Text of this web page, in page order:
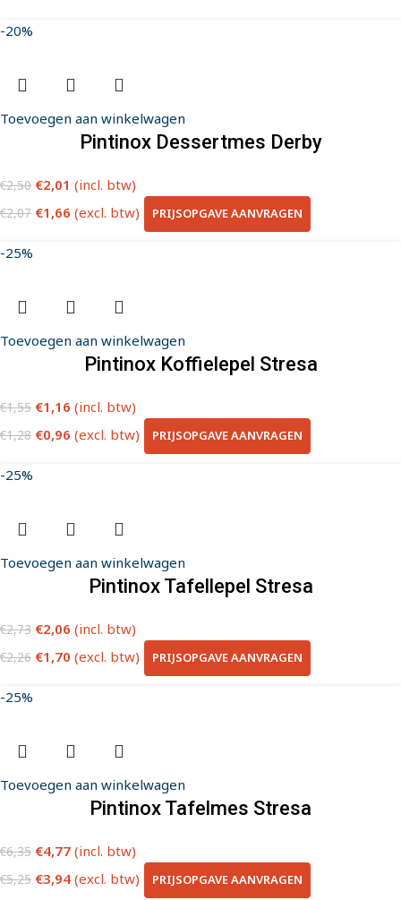
-20%
Toevoegen aan winkelwagen
Pintinox Dessertmes Derby
€2,50 €2,01 (incl. btw)
€2,07 €1,66 (excl. btw) PRIJSOPGAVE AANVRAGEN
-25%
Toevoegen aan winkelwagen
Pintinox Koffielepel Stresa
€1,55 €1,16 (incl. btw)
€1,28 €0,96 (excl. btw) PRIJSOPGAVE AANVRAGEN
-25%
Toevoegen aan winkelwagen
Pintinox Tafellepel Stresa
€2,73 €2,06 (incl. btw)
€2,26 €1,70 (excl. btw) PRIJSOPGAVE AANVRAGEN
-25%
Toevoegen aan winkelwagen
Pintinox Tafelmes Stresa
€6,35 €4,77 (incl. btw)
€5,25 €3,94 (excl. btw) PRIJSOPGAVE AANVRAGEN